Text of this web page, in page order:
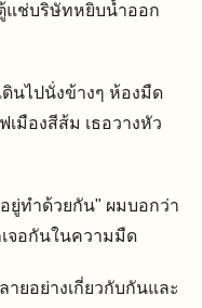
แช่บริษัทหยิบน้ำออก
นไปนั่งข้างๆ ห้องมืด
เมืองสีส้ม เธอวางหัว
ยู่ทำด้วยกัน" ผมบอกว่า
จอกันในความมืด
ยอย่างเกี่ยวกับกันและ